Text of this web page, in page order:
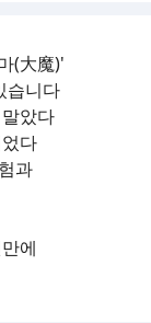
(大魔)'
습니다
았다
다
과
에